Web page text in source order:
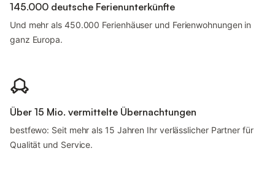
145.000 deutsche Ferienunterkünfte
Und mehr als 450.000 Ferienhäuser und Ferienwohnungen in
ganz Europa.
Über 15 Mio. vermittelte Übernachtungen
bestfewo: Seit mehr als 15 Jahren Ihr verlässlicher Partner für
Qualität und Service.